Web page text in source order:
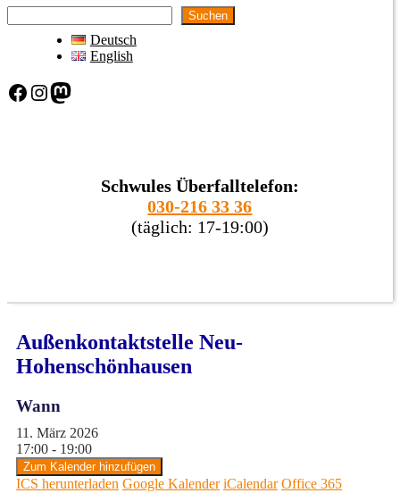
Suchen
Deutsch
English
Facebook Instagram Mastodon
Schwules Überfalltelefon:
030-216 33 36
(täglich: 17-19:00)
Außenkontaktstelle Neu-
Hohenschönhausen
Wann
11. März 2026
17:00 - 19:00
Zum Kalender hinzufügen
ICS herunterladen Google Kalender iCalendar Office 365